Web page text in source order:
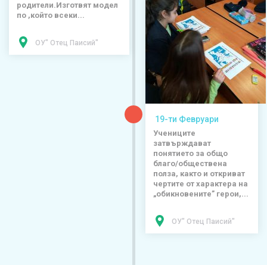
родители.Изготвят модел
по ,който всеки...
ОУ" Отец Паисий"
19-ти Февруари
Учениците
затвърждават
понятието за общо
благо/обществена
полза, както и откриват
чертите от характера на
„обикновените” герои,...
ОУ" Отец Паисий"